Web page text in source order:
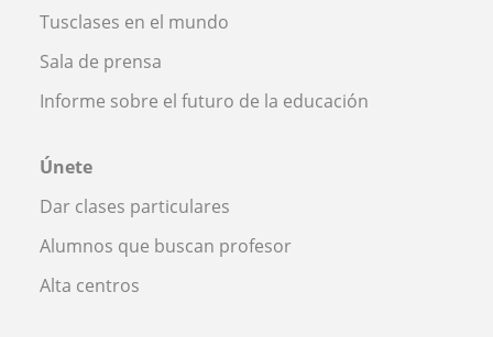
Tusclases en el mundo
Sala de prensa
Informe sobre el futuro de la educación
Únete
Dar clases particulares
Alumnos que buscan profesor
Alta centros